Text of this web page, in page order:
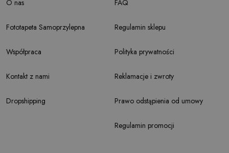
O nas
Fototapeta Samoprzylepna
Współpraca
Kontakt z nami
Dropshipping
FAQ
Regulamin sklepu
Polityka prywatności
Reklamacje i zwroty
Prawo odstąpienia od umowy
Regulamin promocji